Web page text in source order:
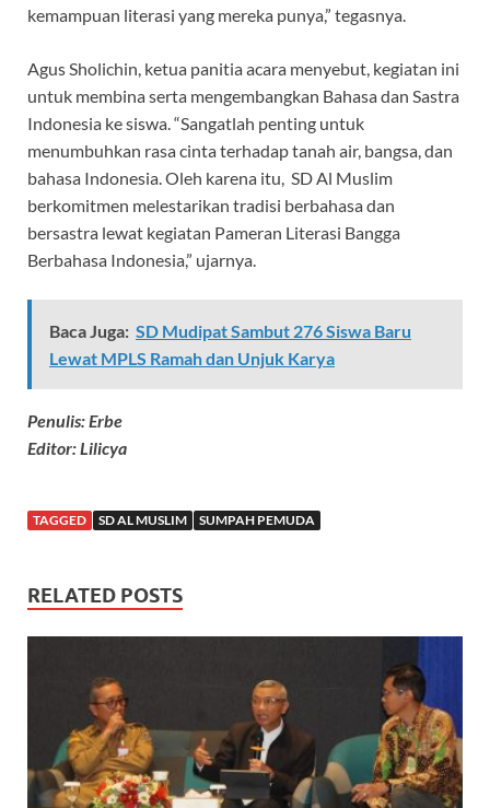
kemampuan literasi yang mereka punya,” tegasnya.
Agus Sholichin, ketua panitia acara menyebut, kegiatan ini
untuk membina serta mengembangkan Bahasa dan Sastra
Indonesia ke siswa. “Sangatlah penting untuk
menumbuhkan rasa cinta terhadap tanah air, bangsa, dan
bahasa Indonesia. Oleh karena itu, SD Al Muslim
berkomitmen melestarikan tradisi berbahasa dan
bersastra lewat kegiatan Pameran Literasi Bangga
Berbahasa Indonesia,” ujarnya.
Baca Juga: SD Mudipat Sambut 276 Siswa Baru
Lewat MPLS Ramah dan Unjuk Karya
Penulis: Erbe
Editor: Lilicya
TAGGED SD AL MUSLIM SUMPAH PEMUDA
RELATED POSTS